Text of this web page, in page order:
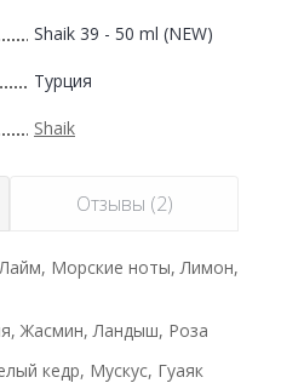
Shaik 39 - 50 ml (NEW)
Турция
Shaik
Отзывы (2)
Морские ноты, Лимон,
Жасмин, Ландыш, Роза
кедр, Мускус, Гуаяк